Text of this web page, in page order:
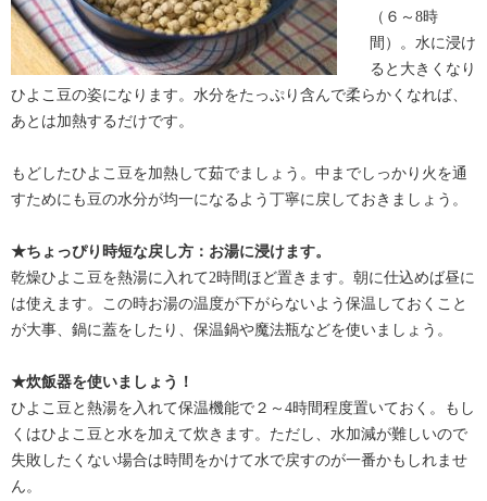
（６～8時
間）。水に浸け
ると大きくなり
ひよこ豆の姿になります。水分をたっぷり含んで柔らかくなれば、
あとは加熱するだけです。
もどしたひよこ豆を加熱して茹でましょう。中までしっかり火を通
すためにも豆の水分が均一になるよう丁寧に戻しておきましょう。
★ちょっぴり時短な戻し方：お湯に浸けます。
乾燥ひよこ豆を熱湯に入れて2時間ほど置きます。朝に仕込めば昼に
は使えます。この時お湯の温度が下がらないよう保温しておくこと
が大事、鍋に蓋をしたり、保温鍋や魔法瓶などを使いましょう。
★炊飯器を使いましょう！
ひよこ豆と熱湯を入れて保温機能で２～4時間程度置いておく。もし
くはひよこ豆と水を加えて炊きます。ただし、水加減が難しいので
失敗したくない場合は時間をかけて水で戻すのが一番かもしれませ
ん。